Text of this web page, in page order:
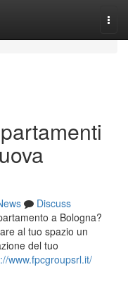
Discuss
a Bologna?
al tuo spazio un
del tuo
www.fpcgroupsrl.it/